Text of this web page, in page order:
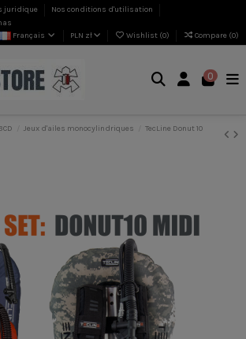
juridique
Nos conditions d'utilisation
Français
PLN zł Wishlist (0) Compare (0)
0
Jeux d'ailes monocylindriques
TecLine Donut 10